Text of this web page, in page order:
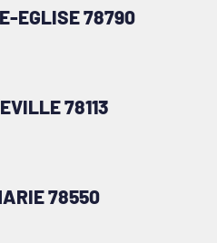
EGLISE 78790
78113
78550